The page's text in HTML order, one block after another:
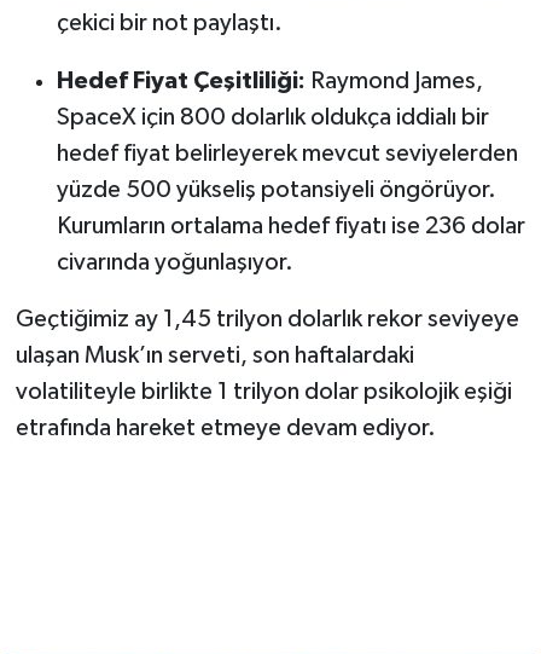
çekici bir not paylaştı.
Hedef Fiyat Çeşitliliği: Raymond James,
SpaceX için 800 dolarlık oldukça iddialı bir
hedef fiyat belirleyerek mevcut seviyelerden
yüzde 500 yükseliş potansiyeli öngörüyor.
Kurumların ortalama hedef fiyatı ise 236 dolar
civarında yoğunlaşıyor.
Geçtiğimiz ay 1,45 trilyon dolarlık rekor seviyeye
ulaşan Musk’ın serveti, son haftalardaki
volatiliteyle birlikte 1 trilyon dolar psikolojik eşiği
etrafında hareket etmeye devam ediyor.